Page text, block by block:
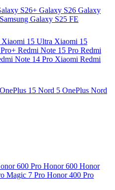
S26+ Galaxy S26 Galaxy
Samsung Galaxy S25 FE
Xiaomi 15 Ultra Xiaomi 15
Redmi Note 15 Pro Redmi
Note 14 Pro Xiaomi Redmi
OnePlus 15 Nord 5 OnePlus Nord
600 Pro Honor 600 Honor
Magic 7 Pro Honor 400 Pro